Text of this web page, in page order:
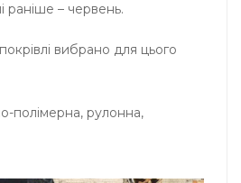
раніше – червень.
вибрано для цього
полімерна, рулонна,